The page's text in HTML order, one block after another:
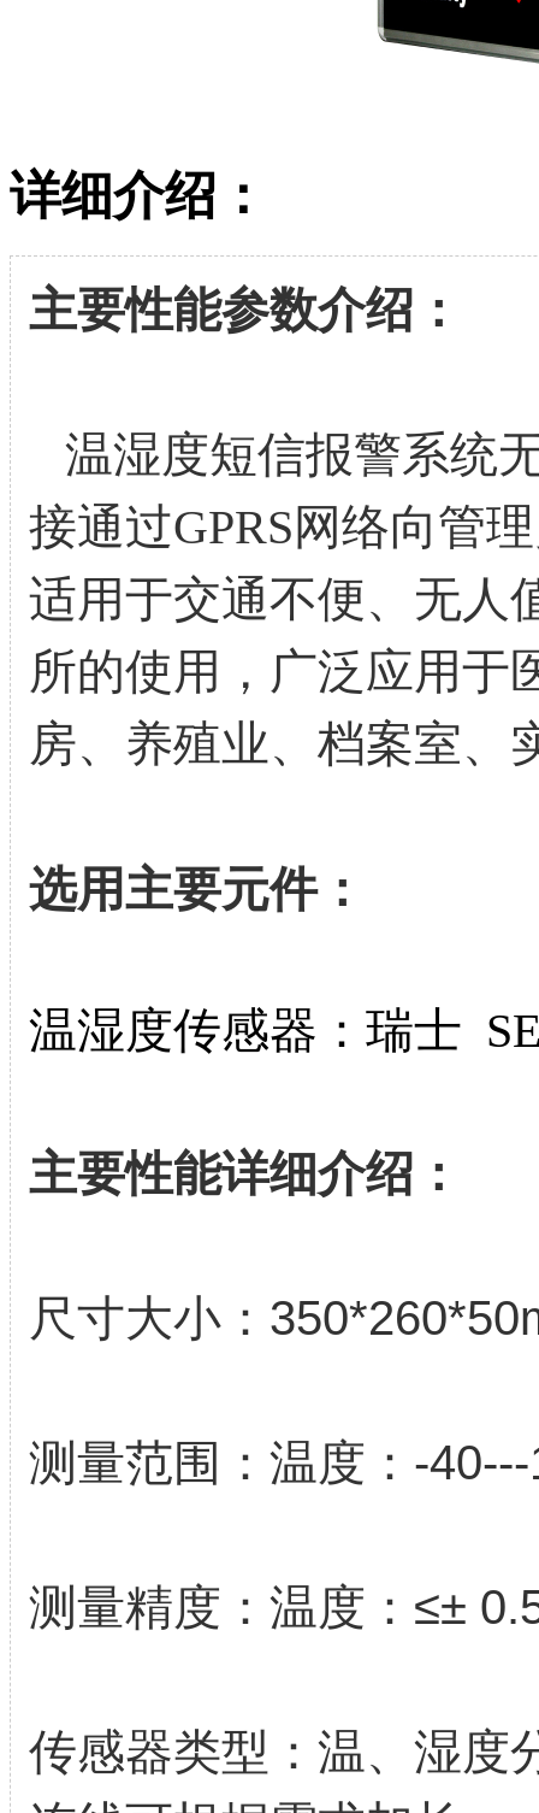
详细介绍：
主要性能参数介绍：
温湿度短信报警系统
接通过GPRS网络向管
适用于交通不便、无人
所的使用，广泛应用于
房、养殖业、档案室、
选用主要元件：
温湿度传感器：瑞士
主要性能详细介绍：
尺寸大小：
测量范围：温度：-
测量精度：温度：≤±
传感器类型：温、湿度